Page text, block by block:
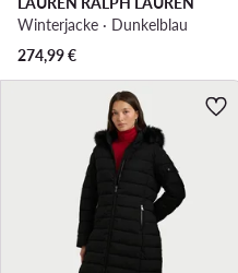
Winterjacke · Dunkelblau
274,99€